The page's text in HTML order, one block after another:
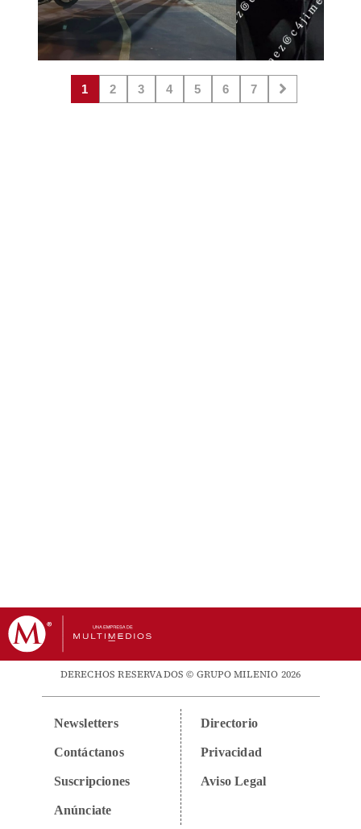
1 2 3 4 5 6 7
DERECHOS RESERVADOS © GRUPO MILENIO 2026
Newsletters
Contáctanos
Suscripciones
Anúnciate
Directorio
Privacidad
Aviso Legal